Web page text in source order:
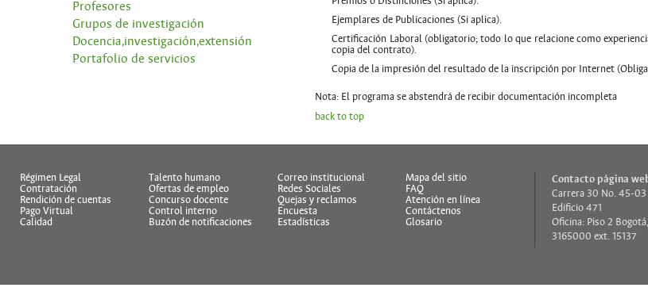
Profesores
Grupos de investigación
Docencia,investigación,extensión
Portafolio de servicios
Ejemplares de Publicaciones (Si aplica).
Certificación Laboral (obligatorio; todo lo que relacione como
copia del contrato).
Copia de la impresión del resultado de la inscripción por Internet
Nota: El programa se abstendrá de recibir documentación incompleta
back to top
Régimen Legal
Talento humano
Contratación
Ofertas de empleo
Rendición de cuentas
Concurso docente
Pago Virtual
Control interno
Calidad
Buzón de notificaciones
Correo institucional
Mapa del sitio
Redes Sociales
FAQ
Quejas y reclamos
Atención en línea
Encuesta
Contáctenos
Estadísticas
Glosario
Contacto página
Carrera 30 No. 45-03
Edificio 471
Oficina: Piso 2
3165000 ext. 15137